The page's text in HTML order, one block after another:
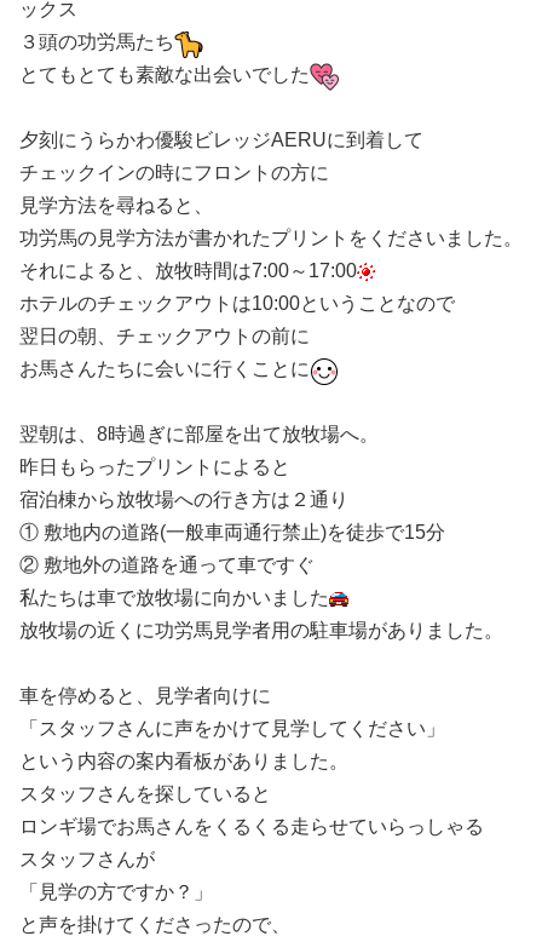
ックス
３頭の功労馬たち
とてもとても素敵な出会いでした
夕刻にうらかわ優駿ビレッジAERUに到着して
チェックインの時にフロントの方に
見学方法を尋ねると、
功労馬の見学方法が書かれたプリントをくださいました。
それによると、放牧時間は7:00～17:00
ホテルのチェックアウトは10:00ということなので
翌日の朝、チェックアウトの前に
お馬さんたちに会いに行くことに
翌朝は、8時過ぎに部屋を出て放牧場へ。
昨日もらったプリントによると
宿泊棟から放牧場への行き方は２通り
① 敷地内の道路(一般車両通行禁止)を徒歩で15分
② 敷地外の道路を通って車ですぐ
私たちは車で放牧場に向かいました
放牧場の近くに功労馬見学者用の駐車場がありました。
車を停めると、見学者向けに
「スタッフさんに声をかけて見学してください」
という内容の案内看板がありました。
スタッフさんを探していると
ロンギ場でお馬さんをくるくる走らせていらっしゃる
スタッフさんが
「見学の方ですか？」
と声を掛けてくださったので、